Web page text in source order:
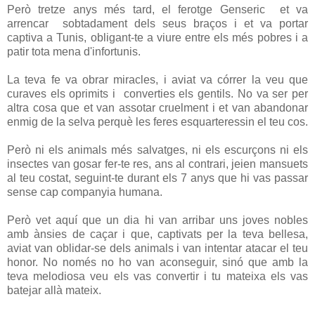
Però tretze anys més tard, el ferotge Genseric et va
arrencar sobtadament dels seus braços i et va portar
captiva a Tunis, obligant-te a viure entre els més pobres i a
patir tota mena d'infortunis.
La teva fe va obrar miracles, i aviat va córrer la veu que
curaves els oprimits i converties els gentils. No va ser per
altra cosa que et van assotar cruelment i et van abandonar
enmig de la selva perquè les feres esquarteressin el teu cos.
Però ni els animals més salvatges, ni els escurçons ni els
insectes van gosar fer-te res, ans al contrari, jeien mansuets
al teu costat, seguint-te durant els 7 anys que hi vas passar
sense cap companyia humana.
Però vet aquí que un dia hi van arribar uns joves nobles
amb ànsies de caçar i que, captivats per la teva bellesa,
aviat van oblidar-se dels animals i van intentar atacar el teu
honor. No només no ho van aconseguir, sinó que amb la
teva melodiosa veu els vas convertir i tu mateixa els vas
batejar allà mateix.